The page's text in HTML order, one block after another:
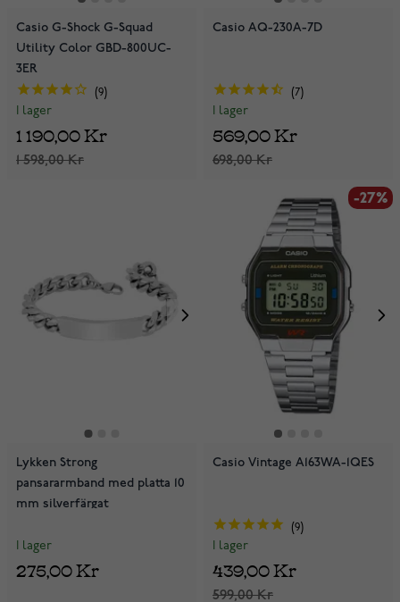
Casio G-Shock G-Squad
Utility Color GBD-800UC-
3ER
9
I lager
1 598,00 Kr
1 190,00 Kr
Casio AQ-230A-7D
7
I lager
698,00 Kr
569,00 Kr
Lykken Strong
pansararmband med platta 10
mm silverfärgat
I lager
275,00 Kr
-27%
Casio Vintage A163WA-1QES
9
I lager
599,00 Kr
439,00 Kr